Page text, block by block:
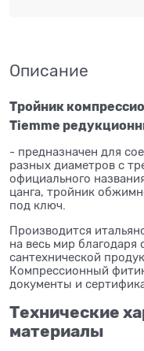
Описание
Тройник
Tiemme
- предназначен для
разных диаметров с
официального
цанга, тройник
под ключ.
Производится
на весь мир благодаря
сантехнической
Компрессионный
документы и
Технические
материалы